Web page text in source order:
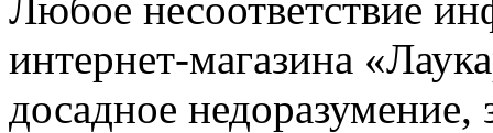
интернет-магазина
досадное недоразумение,